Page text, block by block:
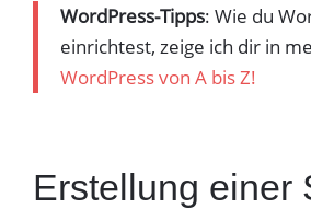
WordPress-Tipps: Wie du
einrichtest, zeige ich dir in
WordPress von A bis Z!
Erstellung einer